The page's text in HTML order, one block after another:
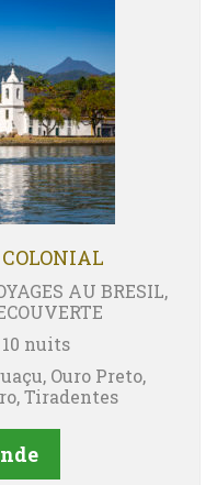
AU BRESIL,
10 nuits
Ouro Preto,
Tiradentes